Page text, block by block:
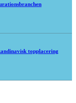
topplacering